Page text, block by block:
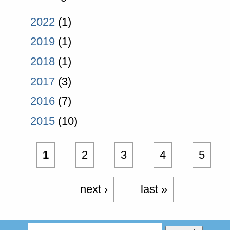
2022 (1)
2019(1)
2018(1)
2017(3)
2016(7)
2015(10)
1 2 3 4 5
next › last »